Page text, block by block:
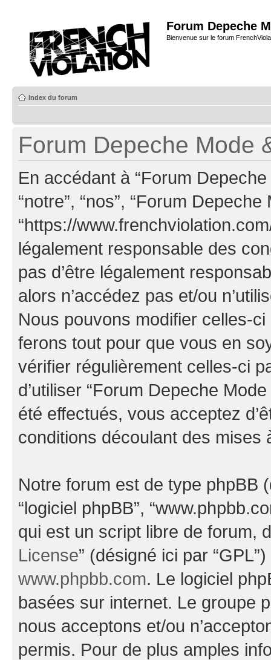
Forum Depeche
Bienvenue sur le forum
Index du forum
Forum Depeche Mode
En accédant à “Forum
“notre”, “nos”, “Forum Depeche
“https://
légalement responsable des
pas d’être légalement
alors n’accédez pas et/ou
Nous pouvons modifier celles-
ferons tout pour que vous en
vérifier régulièrement celles-ci
d’utiliser “Forum Depeche
été effectués, vous acceptez
conditions découlant des mises
Notre forum est de type phpBB
“logiciel phpBB”,
qui est un script libre de forum,
License” (désigné ici par
www.phpbb.com. Le logiciel
basées sur internet. Le groupe
nous acceptons et/ou
permis. Pour de plus amples